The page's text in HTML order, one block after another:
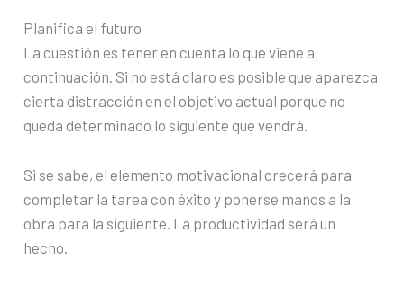
Planifica el futuro
La cuestión es tener en cuenta lo que viene a
continuación. Si no está claro es posible que aparezca
cierta distracción en el objetivo actual porque no
queda determinado lo siguiente que vendrá.
Si se sabe, el elemento motivacional crecerá para
completar la tarea con éxito y ponerse manos a la
obra para la siguiente. La productividad será un
hecho.